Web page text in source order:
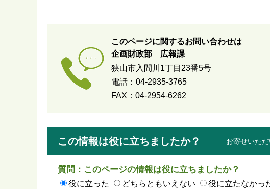
このページに関するお問い合わせは
企画財政部 広報課
狭山市入間川1丁目23番5号
電話：04-2935-3765
FAX：04-2954-6262
この情報は役に立ちましたか？ お寄せいた
質問：このページの情報は役に立ちましたか？
役に立った どちらともいえない 役に立たなかっ